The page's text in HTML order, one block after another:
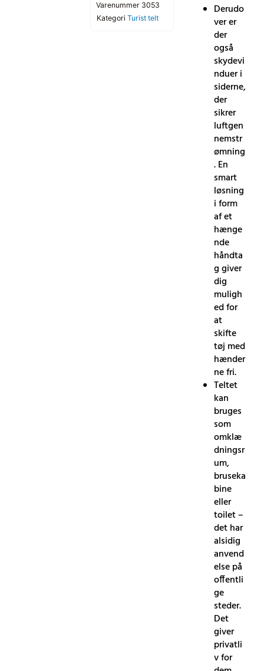
Varenummer 3053
Kategori Turist telt
Derudo
ver er
der
også
skydevi
nduer i
siderne,
der
sikrer
luftgen
nemstr
ømning
. En
smart
løsning
i form
af et
hænge
nde
håndta
g giver
dig
muligh
ed for
at
skifte
tøj med
hænder
ne fri.
Teltet
kan
bruges
som
omklæ
dningsr
um,
bruseka
bine
eller
toilet –
det har
alsidig
anvend
else på
offentli
ge
steder.
Det
giver
privatli
v for